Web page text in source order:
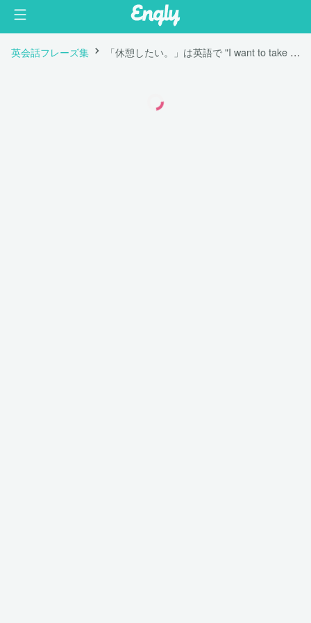
英会話フレーズ集 「休憩したい。」は英語で "I want to take a break. "